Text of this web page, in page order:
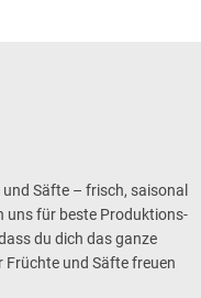
Säfte – frisch, saisonal
uns für beste Produktions-
du dich das ganze
Früchte und Säfte freuen